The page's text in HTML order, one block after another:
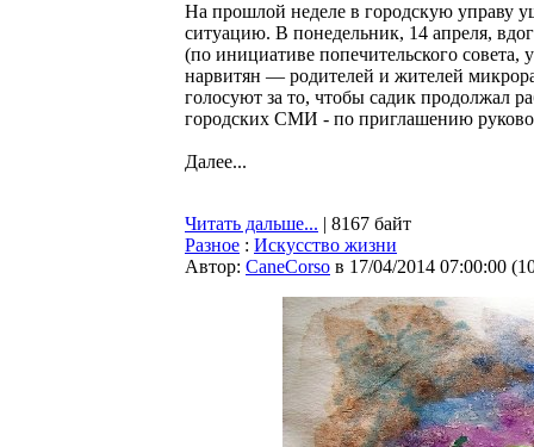
На прошлой неделе в городскую управу
ситуацию. В понедельник, 14 апреля,
(по инициативе попечительского совета,
нарвитян — родителей и жителей
голосуют за то, чтобы садик продолжал
городских СМИ - по приглашению
Далее...
Читать дальше... | 8167 байт
Разное : Искусство жизни
Автор: CaneCorso в 17/04/2014 07:00:00 (